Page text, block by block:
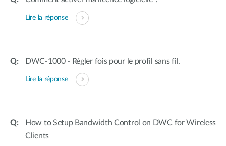
Lire la réponse
DWC-1000 - Régler fois pour le profil sans fil.
Lire la réponse
How to Setup Bandwidth Control on DWC for Wireless
Clients